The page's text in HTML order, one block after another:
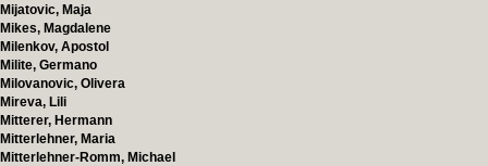
Mijatovic, Maja
Mikes, Magdalene
Milenkov, Apostol
Milite, Germano
Milovanovic, Olivera
Mireva, Lili
Mitterer, Hermann
Mitterlehner, Maria
Mitterlehner-Romm, Michael